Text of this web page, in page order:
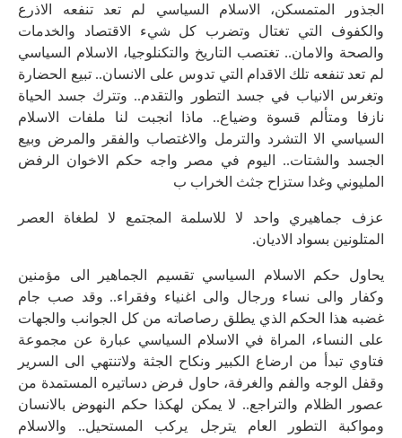
الجذور المتمسكن، الاسلام السياسي لم تعد تنفعه الاذرع
والكفوف التي تغتال وتضرب كل شيء الاقتصاد والخدمات
والصحة والامان.. تغتصب التاريخ والتكنلوجيا، الاسلام السياسي
لم تعد تنفعه تلك الاقدام التي تدوس على الانسان.. تبيع الحضارة
وتغرس الانياب في جسد التطور والتقدم.. وتترك جسد الحياة
نازفا ومتألم قسوة وضياع.. ماذا انجبت لنا ملفات الاسلام
السياسي الا التشرد والترمل والاغتصاب والفقر والمرض وبيع
الجسد والشتات.. اليوم في مصر واجه حكم الاخوان الرفض
المليوني وغدا ستزاح جثث الخراب ب
عزف جماهيري واحد لا للاسلمة المجتمع لا لطغاة العصر
المتلونين بسواد الاديان.
يحاول حكم الاسلام السياسي تقسيم الجماهير الى مؤمنين
وكفار والى نساء ورجال والى اغنياء وفقراء.. وقد صب جام
غضبه هذا الحكم الذي يطلق رصاصاته من كل الجوانب والجهات
على النساء، المراة في الاسلام السياسي عبارة عن مجموعة
فتاوي تبدأ من ارضاع الكبير ونكاح الجثة ولاتنتهي الى السرير
وقفل الوجه والفم والغرفة، حاول فرض دساتيره المستمدة من
عصور الظلام والتراجع.. لا يمكن لهكذا حكم النهوض بالانسان
ومواكبة التطور العام يترجل يركب المستحيل.. والاسلام